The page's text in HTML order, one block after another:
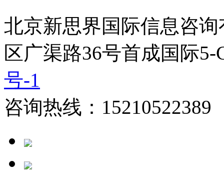
北京新思界国际信息咨
区广渠路36号首成国际
号-1
咨询热线：